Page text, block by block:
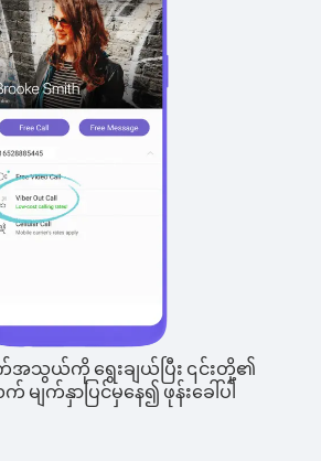
အသွယ်ကို ရွေးချယ်ပြီး ၎င်းတို့၏
ျက်နှာပြင်မှနေ၍ ဖုန်းခေါ်ပါ